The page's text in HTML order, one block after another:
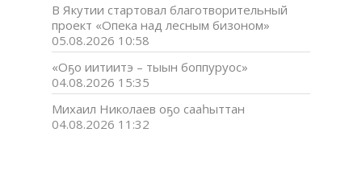
В Якутии стартовал благотворительный
проект «Опека над лесным бизоном»
05.08.2026 10:58
«Оҕо иитиитэ – тыын боппуруос»
04.08.2026 15:35
Михаил Николаев оҕо сааһыттан
04.08.2026 11:32